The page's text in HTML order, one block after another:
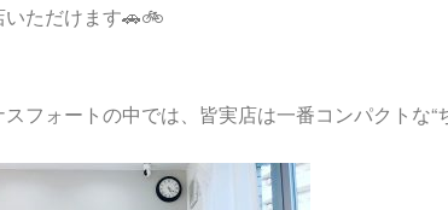
いただけます🚗🚲
スフォートの中では、皆実店は一番コンパクトな“